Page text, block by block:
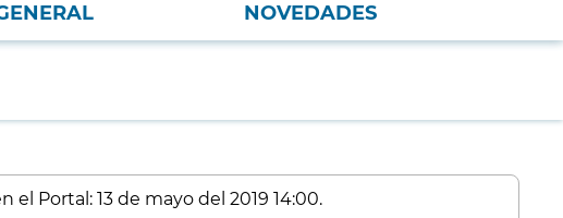
NOVEDADES
el Portal: 13 de mayo del 2019 14:00.